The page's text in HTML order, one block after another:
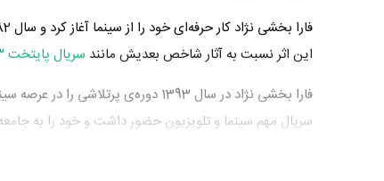
فارا بخشی نژاد کار حرفه‌ای خود را از سینما آغاز کرد و سال 1382 در
این اثر نسبت به آثار شاخص بعدیش مانند سریال پایتخت ۳
سریال مهم سینما و تلویزیون حضور داشت و خود را به